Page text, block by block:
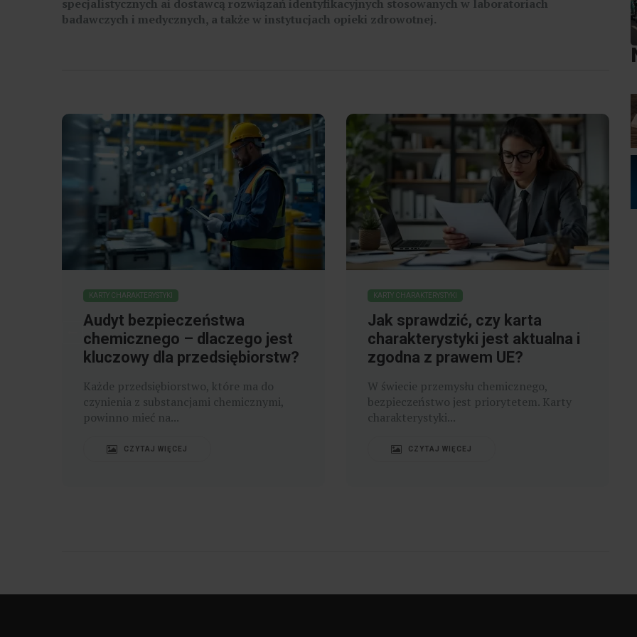
specjalistycznych ai dostawcą rozwiązań identyfikacyjnych stosowanych w laboratoriach
badawczych i medycznych, a także w instytucjach opieki zdrowotnej.
KARTY CHARAKTERYSTYKI
Audyt bezpieczeństwa
chemicznego – dlaczego jest
kluczowy dla przedsiębiorstw?
Każde przedsiębiorstwo, które ma do
czynienia z substancjami chemicznymi,
powinno mieć na...
CZYTAJ WIĘCEJ
KARTY CHARAKTERYSTYKI
Jak sprawdzić, czy karta
charakterystyki jest aktualna i
zgodna z prawem UE?
W świecie przemysłu chemicznego,
bezpieczeństwo jest priorytetem. Karty
charakterystyki...
CZYTAJ WIĘCEJ